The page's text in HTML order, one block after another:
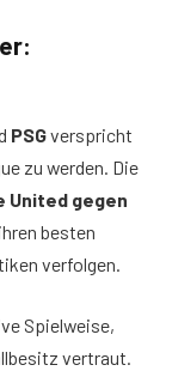
PSGverspricht
zu werden. Die
United gegen
besten
verfolgen.
Spielweise,
vertraut.